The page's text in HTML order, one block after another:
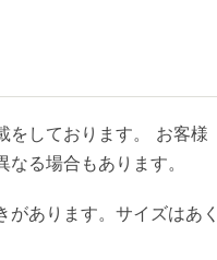
をしております。 お客様
る場合もあります。
あります。サイズはあく